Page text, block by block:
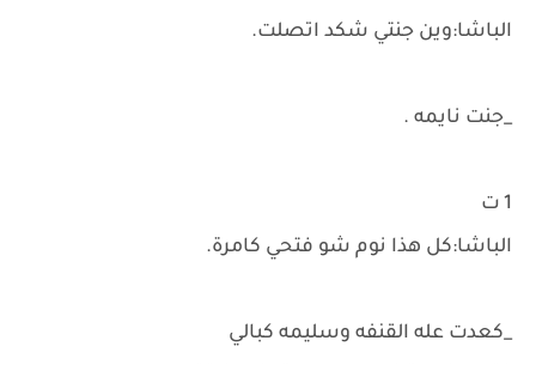
الباشا:وين جنتي شكد اتصلت.
_جنت نايمه .
1 ت
الباشا:كل هذا نوم شو فتحي كامرة.
_كعدت عله القنفه وسليمه كبالي